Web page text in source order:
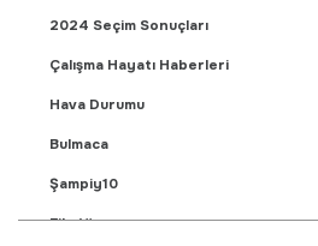
2024 Seçim Sonuçları
Çalışma Hayatı Haberleri
Hava Durumu
Bulmaca
Şampiy10
Fikstür